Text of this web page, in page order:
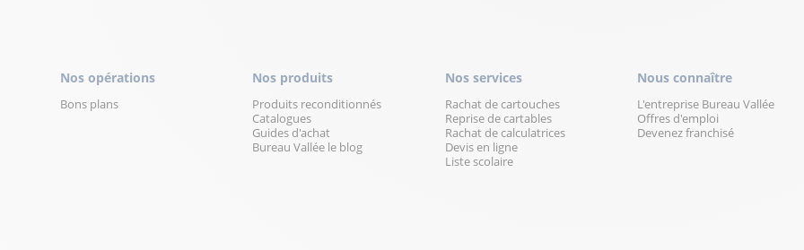
Nos opérations
Bons plans
Nos produits
Produits reconditionnés
Catalogues
Guides d'achat
Bureau Vallée le blog
Nos services
Rachat de cartouches
Reprise de cartables
Rachat de calculatrices
Devis en ligne
Liste scolaire
Nous connaître
L'entreprise Bureau Vallée
Offres d'emploi
Devenez franchisé